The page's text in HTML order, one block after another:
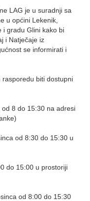
LAG je u suradnji sa
u općini Lekenik,
i gradu Glini kako bi
i Natječaje iz
se informirati i
rasporedu biti dostupni
8 do 15:30 na adresi
od 8:30 do 15:30 u
do 15:00 u prostoriji
od 8:00 do 15:30